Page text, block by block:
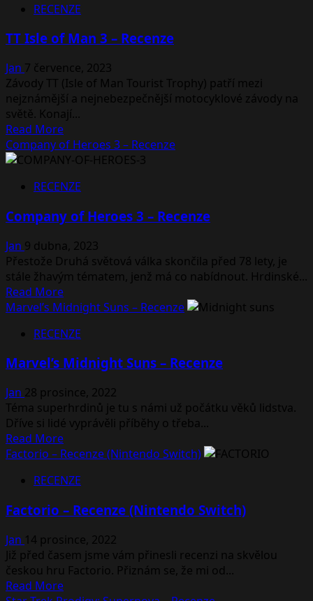
RiDE
–
RECENZE
TT Isle of Man 3 – Recenze
Jan 7 července, 2023
Závody TT (Isle of Man Tourist Trophy) patří mezi
nejznámější a nejnebezpečnější motocyklové závody na
světě. Konají...
Read MoreRead
more
about
Isle
Man
–
Recenze
Company of Heroes 3 – Recenze
RECENZE
Company of Heroes 3 – Recenze
Jan 9 dubna, 2023
Přestože Druhá světová válka skončila před 78 lety, je
stále žhavým tématem, jenž má co nabídnout. Hrdinské...
Read MoreRead
more
Company
Heroes
Recenze
Marvel’s Midnight Suns – Recenze
RECENZE
Marvel’s Midnight Suns – Recenze
Jan 28 prosince, 2022
Téma superhrdinů je tu s námi už počátku věků lidstva.
Dříve si lidé vyprávěli příběhy o třeba...
Read MoreRead
more
Marvel’s
Suns
Recenze
Factorio – Recenze (Nintendo Switch)
RECENZE
Factorio – Recenze (Nintendo Switch)
Jan 14 prosince, 2022
Již před časem jsme vám přinesli recenzi na skvělou
českou hru Factorio. Přiznám se, že mi od...
Read MoreRead